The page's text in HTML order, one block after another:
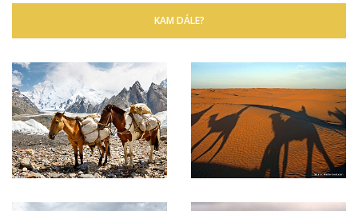
KAM DÁLE?